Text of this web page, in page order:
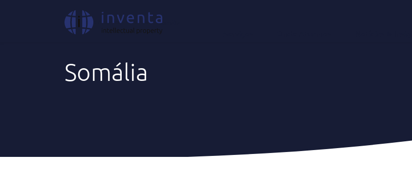
Onde Atuamos | África Somália
Somália